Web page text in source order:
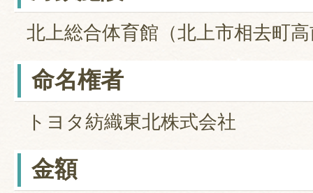
北上総合体育館（北上市相去町
命名権者
トヨタ紡織東北株式会社
金額